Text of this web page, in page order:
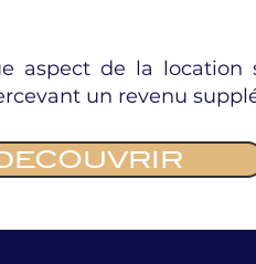
aspect de la
un revenu